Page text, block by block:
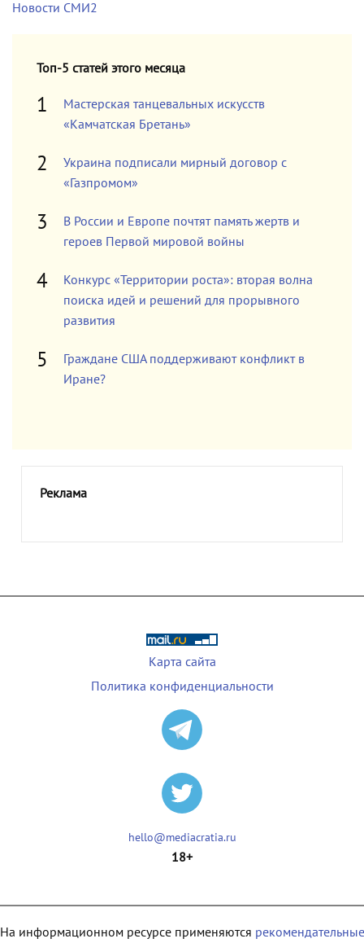
Новости СМИ2
Топ-5 статей этого месяца
Мастерская танцевальных искусств
«Камчатская Бретань»
Украина подписали мирный договор с
«Газпромом»
В России и Европе почтят память жертв и
героев Первой мировой войны
Конкурс «Территории роста»: вторая волна
поиска идей и решений для прорывного
развития
Граждане США поддерживают конфликт в
Иране?
Реклама
Карта сайта
Политика конфиденциальности
hello@mediacratia.ru
18+
На информационном ресурсе применяются рекомендательные